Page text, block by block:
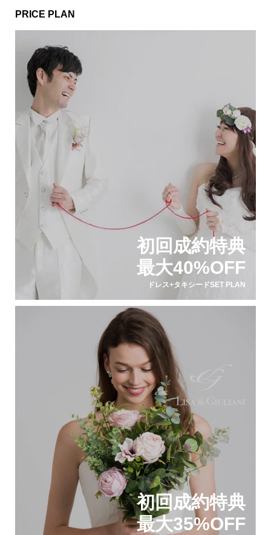
PRICE PLAN
初回成約特典
最大40%OFF
ドレス+タキシードSET PLAN
初回成約特典
最大35%OFF